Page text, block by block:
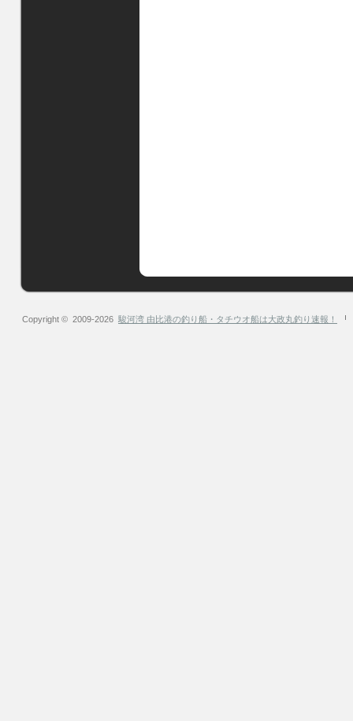
Copyright © 2009-2026 駿河湾 由比港の釣り船・タチウオ船は大政丸釣り速報！